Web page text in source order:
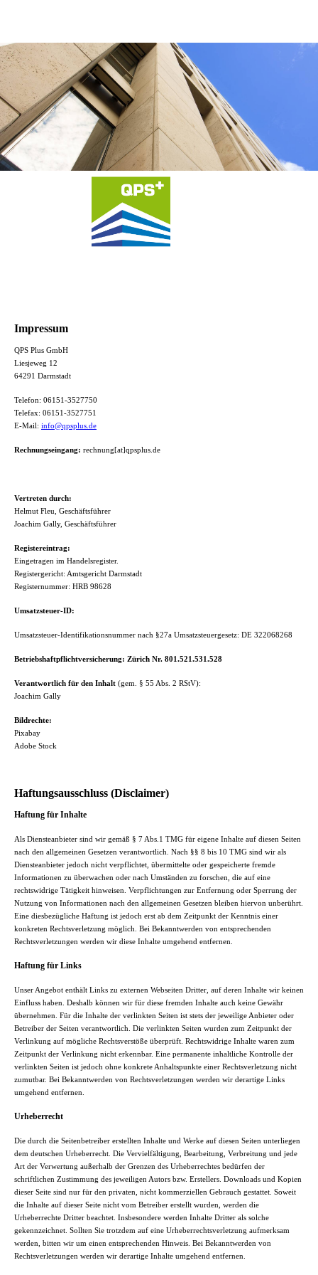
Impressum
QPS Plus GmbH
Liesjeweg 12
64291 Darmstadt
Telefon: 06151-3527750
Telefax: 06151-3527751
E-Mail: info@qpsplus.de
Rechnungseingang: rechnung[at]qpsplus.de
Vertreten durch:
Helmut Fleu, Geschäftsführer
Joachim Gally, Geschäftsführer
Registereintrag:
Eingetragen im Handelsregister.
Registergericht: Amtsgericht Darmstadt
Registernummer: HRB 98628
Umsatzsteuer-ID:
Umsatzsteuer-Identifikationsnummer nach §27a Umsatzsteuergesetz: DE 322068268
Betriebshaftpflichtversicherung: Zürich Nr. 801.521.531.528
Verantwortlich für den Inhalt (gem. § 55 Abs. 2 RStV):
Joachim Gally
Bildrechte:
Pixabay
Adobe Stock
Haftungsausschluss (Disclaimer)
Haftung für Inhalte
Als Diensteanbieter sind wir gemäß § 7 Abs.1 TMG für eigene Inhalte auf diesen Seiten
nach den allgemeinen Gesetzen verantwortlich. Nach §§ 8 bis 10 TMG sind wir als
Diensteanbieter jedoch nicht verpflichtet, übermittelte oder gespeicherte fremde
Informationen zu überwachen oder nach Umständen zu forschen, die auf eine
rechtswidrige Tätigkeit hinweisen. Verpflichtungen zur Entfernung oder Sperrung der
Nutzung von Informationen nach den allgemeinen Gesetzen bleiben hiervon unberührt.
Eine diesbezügliche Haftung ist jedoch erst ab dem Zeitpunkt der Kenntnis einer
konkreten Rechtsverletzung möglich. Bei Bekanntwerden von entsprechenden
Rechtsverletzungen werden wir diese Inhalte umgehend entfernen.
Haftung für Links
Unser Angebot enthält Links zu externen Webseiten Dritter, auf deren Inhalte wir keinen
Einfluss haben. Deshalb können wir für diese fremden Inhalte auch keine Gewähr
übernehmen. Für die Inhalte der verlinkten Seiten ist stets der jeweilige Anbieter oder
Betreiber der Seiten verantwortlich. Die verlinkten Seiten wurden zum Zeitpunkt der
Verlinkung auf mögliche Rechtsverstöße überprüft. Rechtswidrige Inhalte waren zum
Zeitpunkt der Verlinkung nicht erkennbar. Eine permanente inhaltliche Kontrolle der
verlinkten Seiten ist jedoch ohne konkrete Anhaltspunkte einer Rechtsverletzung nicht
zumutbar. Bei Bekanntwerden von Rechtsverletzungen werden wir derartige Links
umgehend entfernen.
Urheberrecht
Die durch die Seitenbetreiber erstellten Inhalte und Werke auf diesen Seiten unterliegen
dem deutschen Urheberrecht. Die Vervielfältigung, Bearbeitung, Verbreitung und jede
Art der Verwertung außerhalb der Grenzen des Urheberrechtes bedürfen der
schriftlichen Zustimmung des jeweiligen Autors bzw. Erstellers. Downloads und Kopien
dieser Seite sind nur für den privaten, nicht kommerziellen Gebrauch gestattet. Soweit
die Inhalte auf dieser Seite nicht vom Betreiber erstellt wurden, werden die
Urheberrechte Dritter beachtet. Insbesondere werden Inhalte Dritter als solche
gekennzeichnet. Sollten Sie trotzdem auf eine Urheberrechtsverletzung aufmerksam
werden, bitten wir um einen entsprechenden Hinweis. Bei Bekanntwerden von
Rechtsverletzungen werden wir derartige Inhalte umgehend entfernen.